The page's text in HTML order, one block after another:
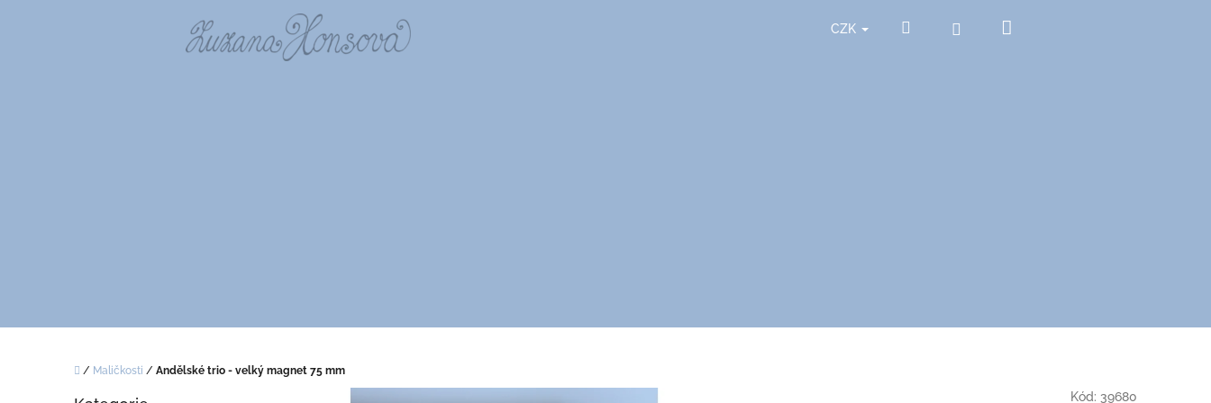
CZK Hledat Přihlášení
Domů
/ Maličkosti / Andělské trio - velký magnet 75 mm
Kód: 39680